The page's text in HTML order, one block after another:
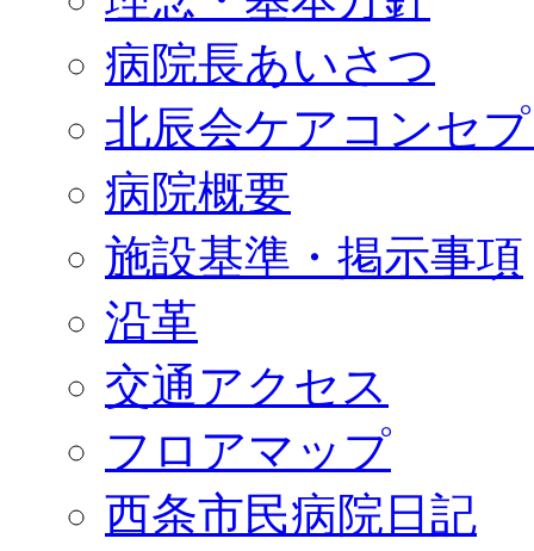
病院長あいさつ
北辰会ケアコンセ
病院概要
施設基準・掲示事項
沿革
交通アクセス
フロアマップ
西条市民病院日記